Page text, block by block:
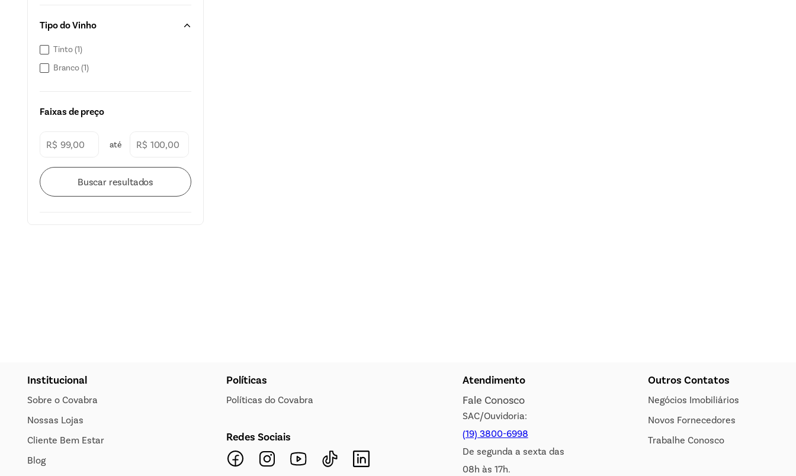
Tipo do Vinho
Tinto (1)
Branco (1)
Faixas de preço
R$ R$
Institucional
Sobre o Covabra
Nossas Lojas
Cliente Bem Estar
Blog
Políticas
Políticas do Covabra
Redes Sociais
Atendimento
Fale Conosco
SAC/Ouvidoria:
(19) 3800-6998
De segunda a sexta das
08h às 17h.
Outros Contatos
Negócios Imobiliários
Novos Fornecedores
Trabalhe Conosco